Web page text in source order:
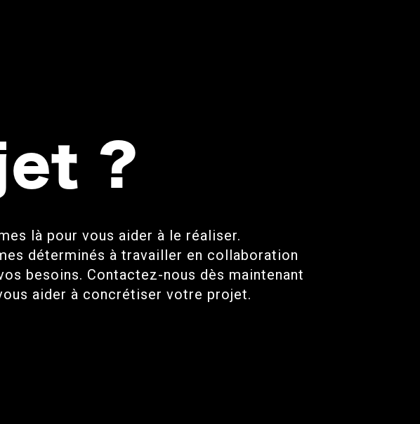
?
là pour vous aider à le réaliser.
déterminés à travailler en collaboration
besoins. Contactez-nous dès maintenant
aider à concrétiser votre projet.